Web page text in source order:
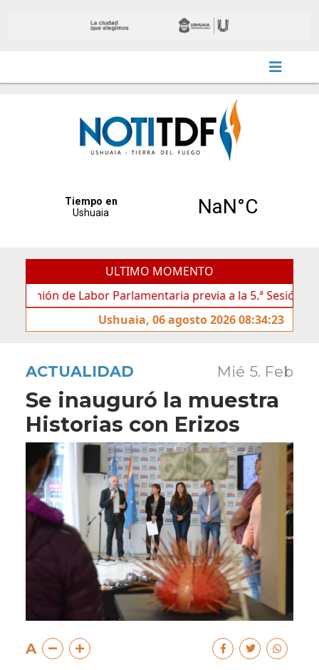
ULTIMO MOMENTO
de Labor Parlamentaria previa a la 5.ª Sesión Ordinaria
Ushuaia, 06 agosto 2026 08:34:23
ACTUALIDAD Mié 5. Feb
Se inauguró la muestra
Historias con Erizos
A